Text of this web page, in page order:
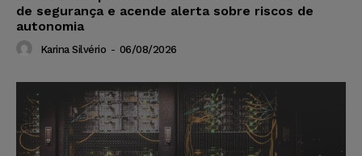
de segurança e acende alerta sobre riscos de
autonomia
Karina Silvério - 06/08/2026